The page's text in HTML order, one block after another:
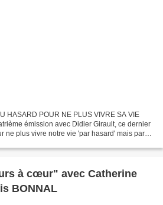
HASARD POUR NE PLUS VIVRE SA VIE
émission avec Didier Girault, ce dernier
ne plus vivre notre vie 'par hasard' mais par
à cœur" avec Catherine
BONNAL